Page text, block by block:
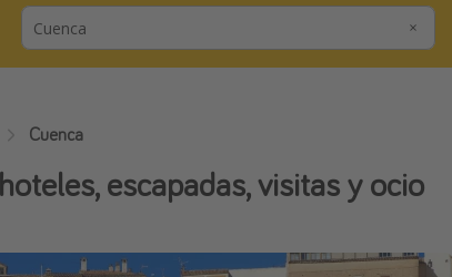
Cuenca
escapadas, visitas y ocio